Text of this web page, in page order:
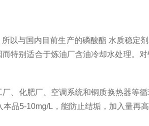
以与国内目前生产的磷酸酯 水质稳定
特别适合于炼油厂含油冷却水处理。
、化肥厂、空调系统和铜质换热器等
品5-10mg/L，能防止结垢，加入量再